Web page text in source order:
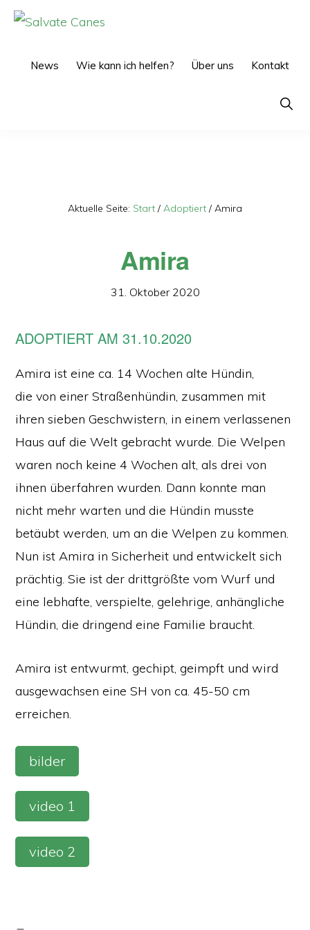
Zur
Zum
News Wie kann ich helfen? Über uns Kontakt
Show
Aktuelle Seite: Start / Adoptiert / Amira
Amira
31. Oktober 2020
ADOPTIERT AM 31.10.2020
Amira ist eine ca. 14 Wochen alte Hündin,
die von einer Straßenhündin, zusammen mit
ihren sieben Geschwistern, in einem verlassenen
Haus auf die Welt gebracht wurde. Die Welpen
waren noch keine 4 Wochen alt, als drei von
ihnen überfahren wurden. Dann konnte man
nicht mehr warten und die Hündin musste
betäubt werden, um an die Welpen zu kommen.
Nun ist Amira in Sicherheit und entwickelt sich
prächtig. Sie ist der drittgrößte vom Wurf und
eine lebhafte, verspielte, gelehrige, anhängliche
Hündin, die dringend eine Familie braucht.
Amira ist entwurmt, gechipt, geimpft und wird
ausgewachsen eine SH von ca. 45-50 cm
erreichen.
bilder
video 1
video 2